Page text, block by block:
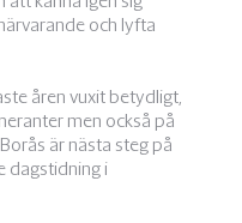
och lyfta
åren vuxit betydligt,
men också på
är nästa steg på
dagstidning i